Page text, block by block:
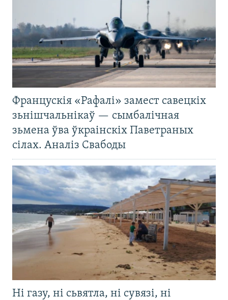
Францускія «Рафалі» замест савецкіх
зьнішчальнікаў — сымбалічная
зьмена ўва ўкраінскіх Паветраных
сілах. Аналіз Свабоды
Ні газу, ні сьвятла, ні сувязі, ні